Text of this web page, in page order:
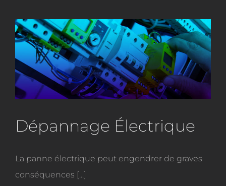
Dépannage Électrique
La panne électrique peut engendrer de graves
conséquences [...]